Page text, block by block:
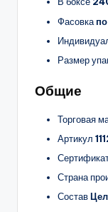
Фасовка
Размер
Общие
Торговая
Артикул
Страна
Состав